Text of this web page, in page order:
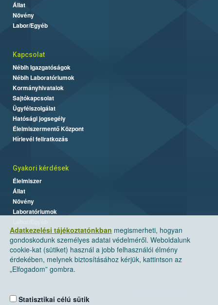
Adatkezelési tájékoztatónkban megismerheti, hogyan
gondoskodunk személyes adatai védelméről. Weboldalunk
cookie-kat (sütiket) használ a jobb felhasználói élmény
érdekében, melynek biztosításához kérjük, kattintson az
„Elfogadom” gombra.
Statisztikai célú sütik
Állat
Növény
Labor/Egyéb
Kapcsolat
Nébih Igazgatóságok
Nébih Laboratóriumok
Kormányhivatalok
Sajtókapcsolat
Ügyfélszolgálat
Hatósági jogsegély
Élelmiszermentő Központ
Hírlevél feliratkozás
Gyakori kérdések
Élelmiszer
Állat
Növény
Laboratóriumok